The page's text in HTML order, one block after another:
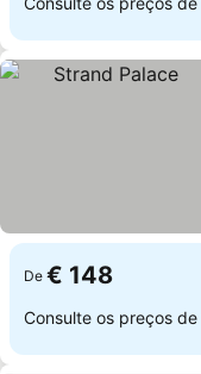
De € 148
Consulte os preços de